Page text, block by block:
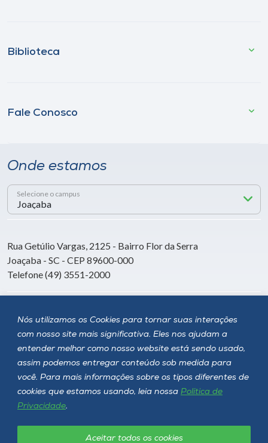
Nós utilizamos os Cookies para tornar suas interações
com nosso site mais significativa. Eles nos ajudam a
entender melhor como nosso website está sendo usado,
assim podemos entregar conteúdo sob medida para
você. Para mais informações sobre os tipos diferentes de
cookies que estamos usando, leia nossa Política de
Privacidade.
Aceitar todos os cookies
Biblioteca
Fale Conosco
Onde estamos
Selecione o campus
Rua Getúlio Vargas, 2125 - Bairro Flor da Serra
Joaçaba - SC - CEP 89600-000
Telefone (49) 3551-2000
Siga a Unoesc